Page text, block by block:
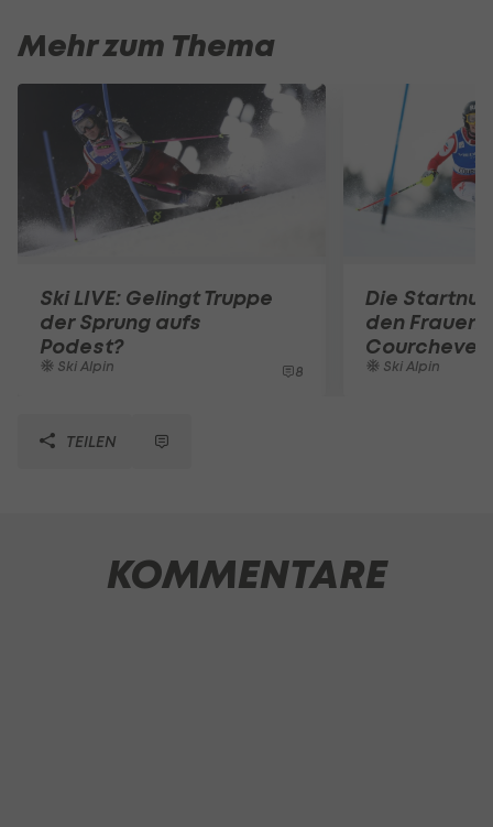
Mehr zum Thema
Ski LIVE: Gelingt Truppe
der Sprung aufs
Podest?
Ski Alpin 8
Die
den
Courchevel
Ski Alpin
TEILEN
KOMMENTARE